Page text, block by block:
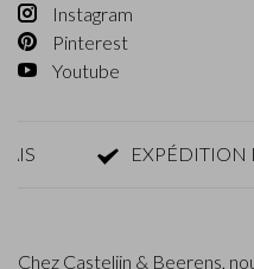
Instagram
Pinterest
Youtube
EXPÉDITION
Chez Castelijn & Beerens,